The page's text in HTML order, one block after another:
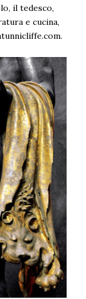
il tedesco,
e cucina,